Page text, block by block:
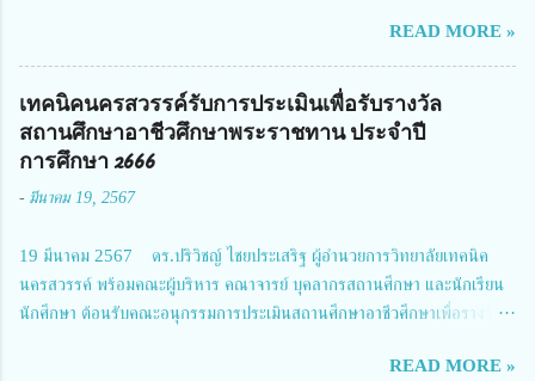
สมาคมวิศวกรรมชีวการแพทย์ไทย จัดการประชุมเผยแพร่ผลการดำเนินงาน
โครงการการวิจัยเชิงปฏิบัติการโดยบูรณาการทุกภาคส่วน เพื่อลดอุบัติเหตุและ
การเสียชีวิตให้สอดคล้องกับเป้าหมายแผนแม่บทฉบับที่ 5 ในวันที่ 22 มีนาคม
2567 โดยมี ดร.วิภารัตน์ ดีอ่อง ผู้อำนวยการสำนักงานการวิจัยแห่งชาติ เป็น
ประธานในพิธีเปิดพร้อมให้นโยบายการผลักดันงานวิจัยเพื่อความปลอดภัยทาง
การประชุมในครั้งนี้ นางสาวสตตกมล เกียรติพานิช ผู้อำนวยการกองบริหารทุน
Richmond Stylish Convention Hotel จังหวัดนนทบุรี ดร.วิภารัตน์ ดีอ่อง
ผู้อำนวยการสำนักงานการวิจัยแห่งชาติ กล่าวว่า วช. ในฐานะหน่วยงานบริหาร
จัดการทุนวิจัยและนวัตกรรมได้เล็งเห็นถึงความสำคัญของกา...
READ MORE »
เทคนิคนครสวรรค์รับการประเมินเพื่อรับรางวัล
สถานศึกษาอาชีวศึกษาพระราชทาน ประจำปี
การศึกษา 2666
- มีนาคม 19, 2567
19 มีนาคม 2567 ดร.ปริวิชญ์ ไชยประเสริฐ ผู้อำนวยการวิทยาลัยเทคนิค
นครสวรรค์ พร้อมคณะผู้บริหาร คณาจารย์ บุคลากรสถานศึกษา และนักเรียน
นักศึกษา ต้อนรับคณะอนุกรรมการประเมินสถานศึกษาอาชีวศึกษาเพื่อรางวัล
นายจักรภพ เนวะมาตย์ ผู้อำนวยการวิทยาลัยเทคนิคตาก ประธานคณะอนุกร
READ MORE »